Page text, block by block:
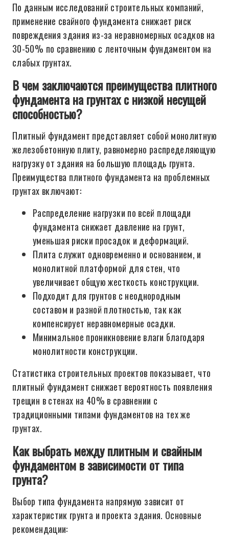
По данным исследований строительных компаний,
применение свайного фундамента снижает риск
повреждения здания из-за неравномерных осадков на
30-50% по сравнению с ленточным фундаментом на
слабых грунтах.
В чем заключаются преимущества плитного
фундамента на грунтах с низкой несущей
способностью?
Плитный фундамент представляет собой монолитную
железобетонную плиту, равномерно распределяющую
нагрузку от здания на большую площадь грунта.
Преимущества плитного фундамента на проблемных
грунтах включают:
Распределение нагрузки по всей площади
фундамента снижает давление на грунт,
уменьшая риски просадок и деформаций.
Плита служит одновременно и основанием, и
монолитной платформой для стен, что
увеличивает общую жесткость конструкции.
Подходит для грунтов с неоднородным
составом и разной плотностью, так как
компенсирует неравномерные осадки.
Минимальное проникновение влаги благодаря
монолитности конструкции.
Статистика строительных проектов показывает, что
плитный фундамент снижает вероятность появления
трещин в стенах на 40% в сравнении с
традиционными типами фундаментов на тех же
грунтах.
Как выбрать между плитным и свайным
фундаментом в зависимости от типа
грунта?
Выбор типа фундамента напрямую зависит от
характеристик грунта и проекта здания. Основные
рекомендации: